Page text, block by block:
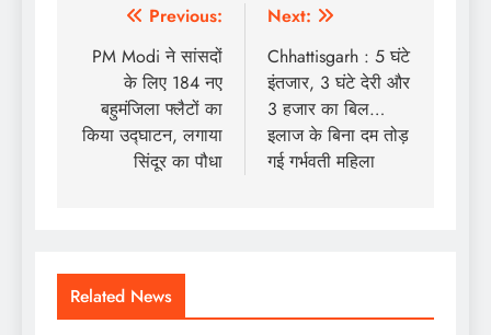
Post
navigation
Previous:
PM Modi ने सांसदों
के लिए 184 नए
बहुमंजिला फ्लैटों का
किया उद्घाटन, लगाया
सिंदूर का पौधा
Next:
Chhattisgarh : 5 घंटे
इंतजार, 3 घंटे देरी और
3 हजार का बिल…
इलाज के बिना दम तोड़
गई गर्भवती महिला
Related News